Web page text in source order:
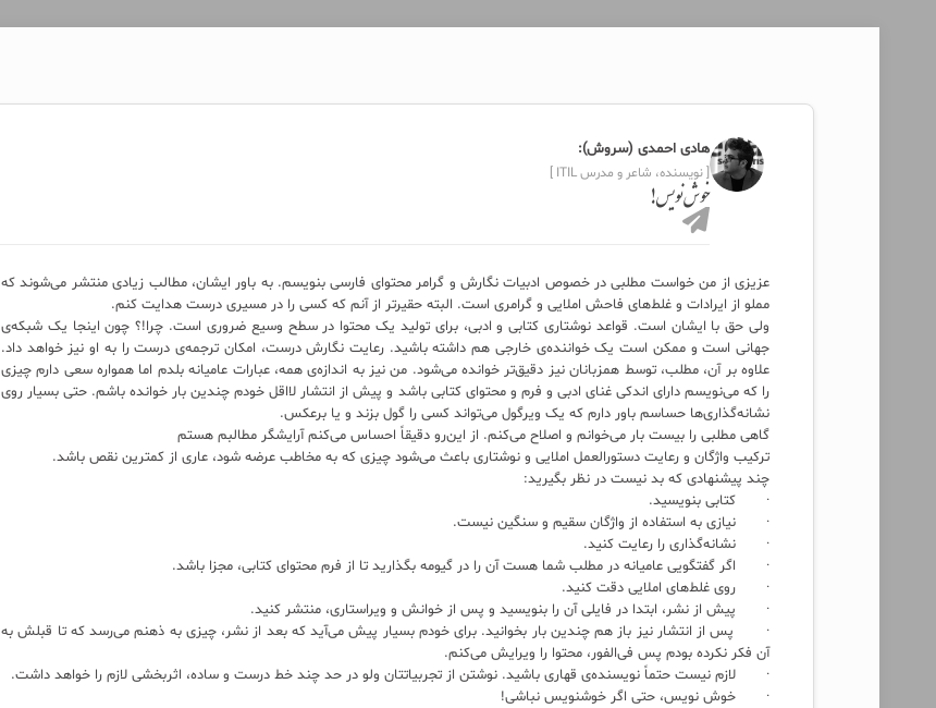
هادی احمدی (سروش):
[ نویسنده، شاعر و مدرس ITIL ]
خوش‌ نویس!
عزیزی از من خواست مطلبی در خصوص ادبیات نگارش و گرامر محتوای فارسی بنویسم. به باور ایشان، مطالب زیادی منتشر می‌شوند که
مملو از ایرادات و غلط‌های فاحش املایی و گرامری است. البته حقیرتر از آنم که کسی را در مسیری درست هدایت کنم.
ولی حق با ایشان است. قواعد نوشتاری کتابی و ادبی، برای تولید یک محتوا در سطح وسیع ضروری است. چرا!؟ چون اینجا یک شبکه‌ی
جهانی است و ممکن است یک خواننده‌ی خارجی هم داشته باشید. رعایت نگارش درست، امکان ترجمه‌ی درست را به او نیز خواهد داد.
علاوه بر آن، مطلب، توسط همزبانان نیز دقیق‌تر خوانده می‌شود. من نیز به اندازه‌ی همه‌، عبارات عامیانه بلدم اما همواره سعی دارم چیزی
را که می‌نویسم دارای اندکی غنای ادبی و فرم و محتوای کتابی باشد و پیش از انتشار لااقل خودم چندین بار خوانده باشم. حتی بسیار روی
نشانه‌گذاری‌ها حساسم باور دارم که یک ویرگول می‌تواند کسی را گول بزند و یا برعکس.
گاهی مطلبی را بیست بار می‌خوانم و اصلاح می‌کنم. از این‌رو دقیقاً احساس می‌کنم آرایشگر مطالبم هستم
ترکیب واژگان و رعایت دستور‌العمل املایی و نوشتاری باعث می‌شود چیزی که به مخاطب عرضه شود، عاری از کمترین نقص باشد.
چند پیشنهادی که بد نیست در نظر بگیرید:
· کتابی بنویسید.
· نیازی به استفاده از واژگان سقیم و سنگین نیست.
· نشانه‌گذاری‌ را رعایت کنید.
· اگر گفتگویی عامیانه در مطلب شما هست آن را در گیومه بگذارید تا از فرم محتوای کتابی، مجزا باشد.
· روی غلط‌های املایی دقت کنید.
· پیش از نشر، ابتدا در فایلی آن را بنویسید و پس از خوانش و ویراستاری، منتشر کنید.
· پس از انتشار نیز باز هم چندین بار بخوانید. برای خودم بسیار پیش می‌آید که بعد از نشر، چیزی به ذهنم می‌رسد که تا قبلش به
آن فکر نکرده بودم پس فی‌الفور، محتوا را ویرایش می‌کنم.
· لازم نیست حتماً نویسنده‌ی قهاری باشید. نوشتن از تجربیاتتان ولو در حد چند خط درست و ساده، اثربخشی لازم را خواهد داشت.
· خوش نویس، حتی اگر خوشنویس نباشی!